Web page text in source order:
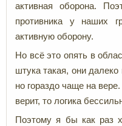
активная оборона.
противника у наших
активную оборону.
Но всё это опять в
штука такая, они далеко
но гораздо чаще на
верит, то логика
Поэтому я бы как раз